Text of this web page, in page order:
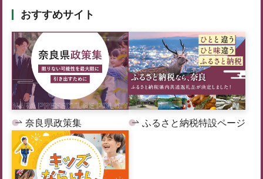
おすすめサイト
奈良県政策集 ふるさと納税特設ページ